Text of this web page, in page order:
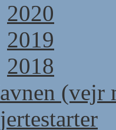
2020
2019
2018
(vejr